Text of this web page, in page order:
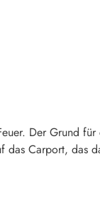
Der Grund für
Carport, das